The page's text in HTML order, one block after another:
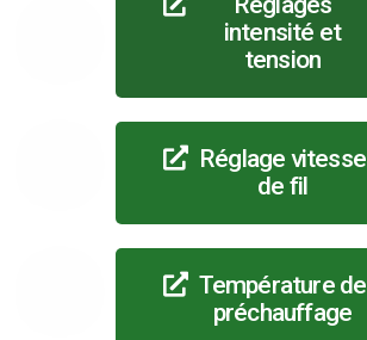
intensité et
tension
Réglage vitesse
de fil
Température de
préchauffage